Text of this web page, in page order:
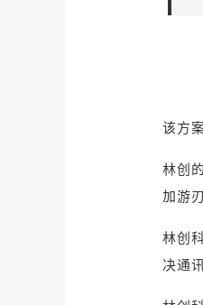
该方
林创
加游
林创
决通